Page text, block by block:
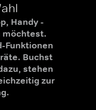
Handy -
möchtest.
Funktionen
Buchst
stehen
zur